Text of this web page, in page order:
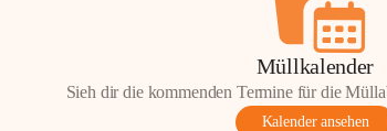
Müllkalender
Sieh dir die kommenden Termine für die
Kalender ansehen